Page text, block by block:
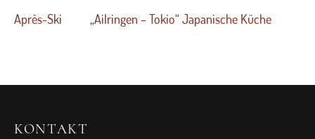
Après-Ski „Ailringen – Tokio“ Japanische Küche
KONTAKT